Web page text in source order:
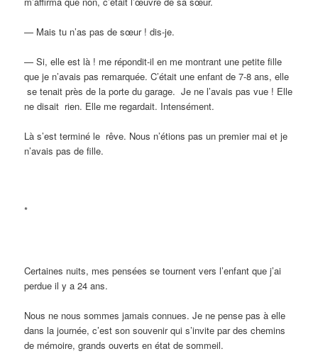
— Mais tu n’as pas de sœur ! dis-je.
— Si, elle est là ! me répondit-il en me montrant une petite fille
que je n’avais pas remarquée. C’était une enfant de 7-8 ans, elle
se tenait près de la porte du garage. Je ne l’avais pas vue ! Elle
ne disait rien. Elle me regardait. Intensément.
Là s’est terminé le rêve. Nous n’étions pas un premier mai et je
n’avais pas de fille.
*
Certaines nuits, mes pensées se tournent vers l’enfant que j’ai
perdue il y a 24 ans.
Nous ne nous sommes jamais connues. Je ne pense pas à elle
dans la journée, c’est son souvenir qui s’invite par des chemins
de mémoire, grands ouverts en état de sommeil.